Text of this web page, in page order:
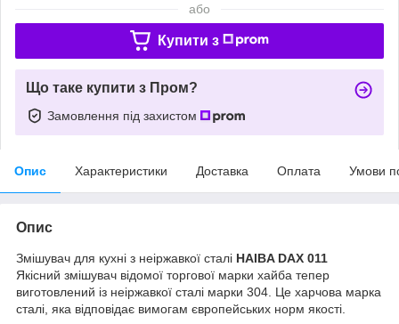
або
Купити з
Що таке купити з Пром?
Замовлення під захистом
Опис Характеристики Доставка Оплата Умови
Опис
Змішувач для кухні з неіржавкої сталі HAIBA DAX 011
Якісний змішувач відомої торгової марки хайба тепер
виготовлений із неіржавкої сталі марки 304. Це харчова марка
сталі, яка відповідає вимогам європейських норм якості.